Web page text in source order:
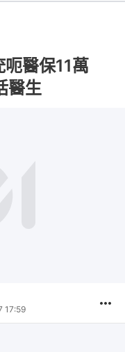
呃醫保11萬
醫生
17:59